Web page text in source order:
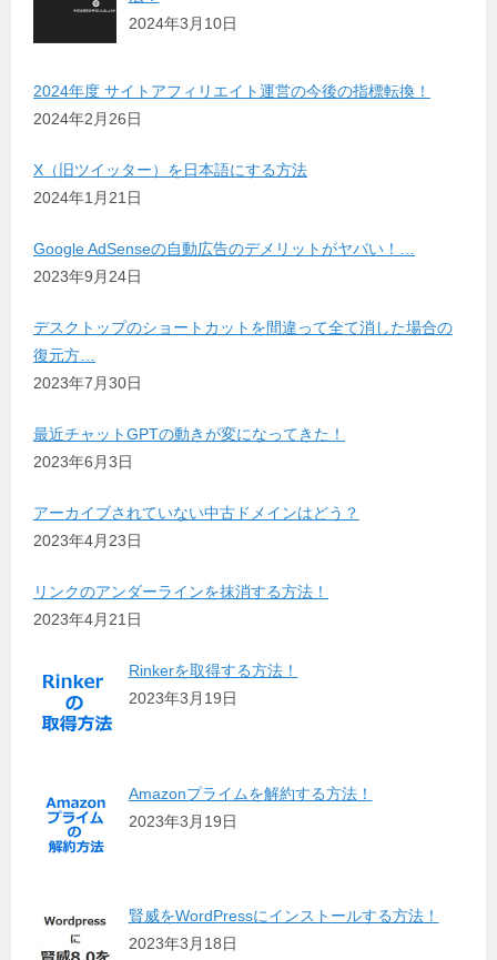
2024年3月10日
2024年度 サイトアフィリエイト運営の今後の指標転換！
2024年2月26日
X（旧ツイッター）を日本語にする方法
2024年1月21日
Google AdSenseの自動広告のデメリットがヤバい！…
2023年9月24日
デスクトップのショートカットを間違って全て消した場合の
復元方…
2023年7月30日
最近チャットGPTの動きが変になってきた！
2023年6月3日
アーカイブされていない中古ドメインはどう？
2023年4月23日
リンクのアンダーラインを抹消する方法！
2023年4月21日
Rinkerを取得する方法！
2023年3月19日
Amazonプライムを解約する方法！
2023年3月19日
賢威をWordPressにインストールする方法！
2023年3月18日